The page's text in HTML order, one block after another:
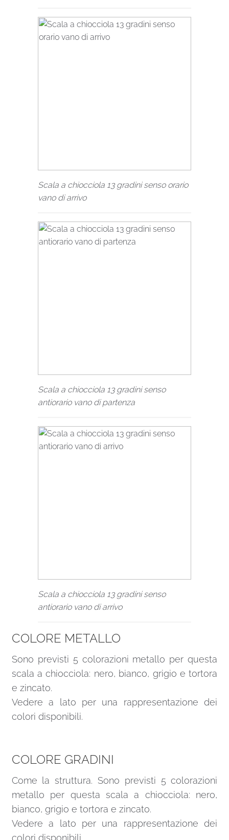
Scala a chiocciola 13 gradini senso orario
vano di arrivo
Scala a chiocciola 13 gradini senso
antiorario vano di partenza
Scala a chiocciola 13 gradini senso
antiorario vano di arrivo
COLORE METALLO
Sono previsti 5 colorazioni metallo per questa
scala a chiocciola: nero, bianco, grigio e tortora
e zincato.
Vedere a lato per una rappresentazione dei
colori disponibili.
COLORE GRADINI
Come la struttura. Sono previsti 5 colorazioni
metallo per questa scala a chiocciola: nero,
bianco, grigio e tortora e zincato.
Vedere a lato per una rappresentazione dei
colori disponibili.